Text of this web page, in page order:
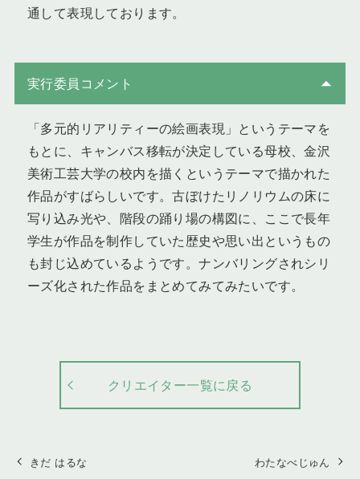
通して表現しております。
実行委員コメント
「多元的リアリティーの絵画表現」というテーマを
もとに、キャンバス移転が決定している母校、金沢
美術工芸大学の校内を描くというテーマで描かれた
作品がすばらしいです。古ぼけたリノリウムの床に
写り込み光や、階段の踊り場の構図に、ここで長年
学生が作品を制作していた歴史や思い出というもの
も封じ込めているようです。ナンバリングされシリ
ーズ化された作品をまとめてみてみたいです。
クリエイター一覧に戻る
きだ はるな わたなべじゅん